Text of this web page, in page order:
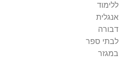
ללימוד
אנגלית
דבורה
לבתי ספר
במגזר